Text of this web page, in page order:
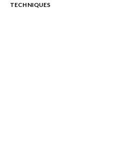
TECHNIQUES